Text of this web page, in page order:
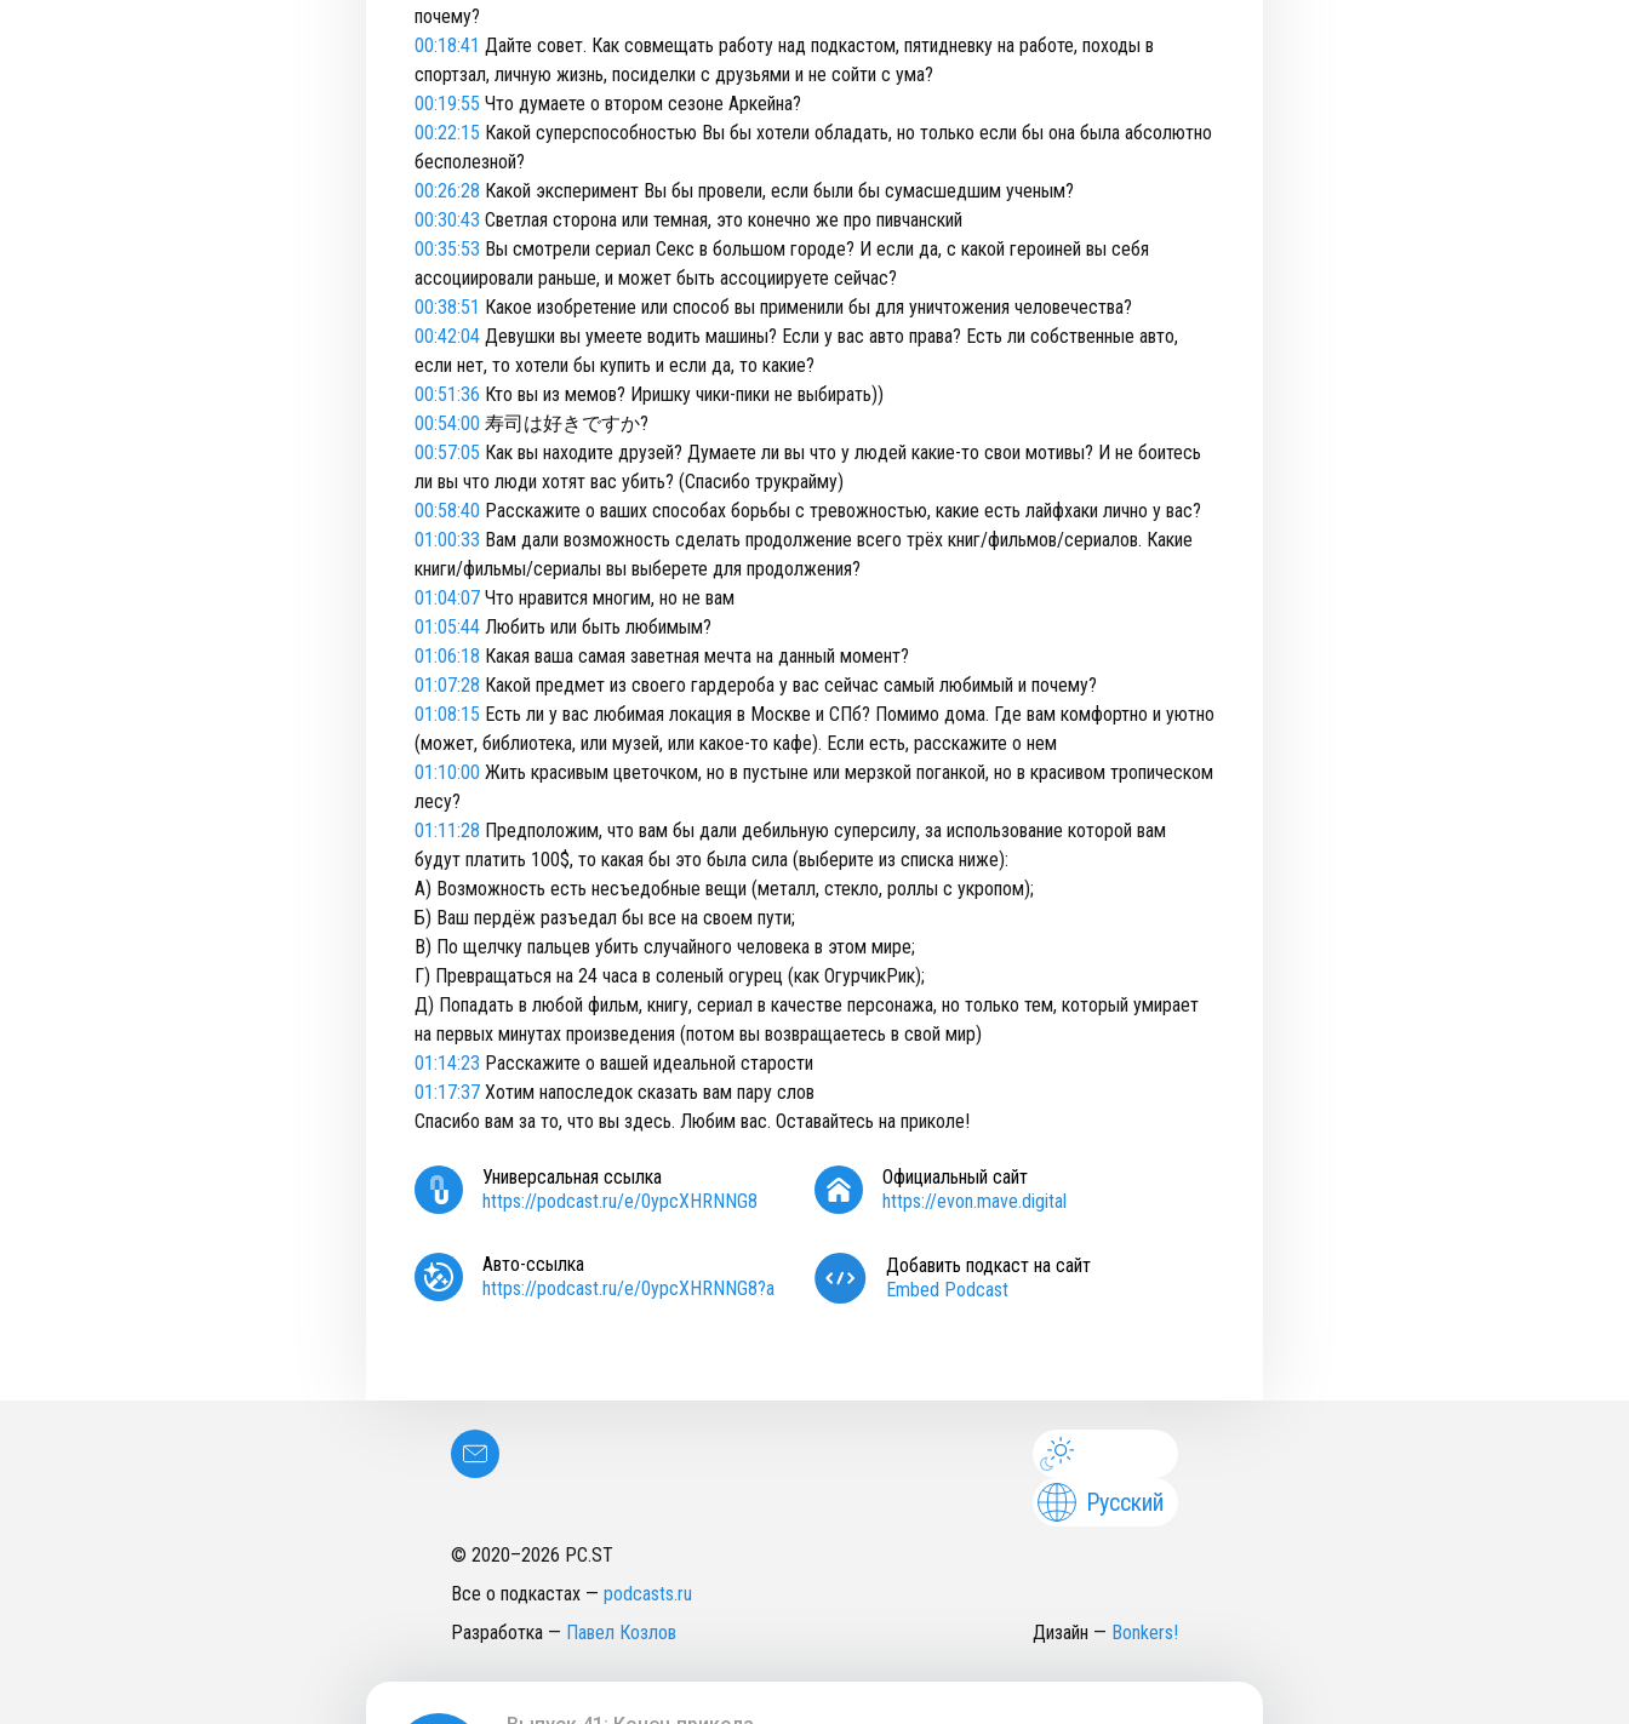
почему?
00:18:41 Дайте совет. Как совмещать работу над подкастом, пятидневку на работе, походы в
спортзал, личную жизнь, посиделки с друзьями и не сойти с ума?
00:19:55 Что думаете о втором сезоне Аркейна?
00:22:15 Какой суперспособностью Вы бы хотели обладать, но только если бы она была абсолютно
бесполезной?
00:26:28 Какой эксперимент Вы бы провели, если были бы сумасшедшим ученым?
00:30:43 Светлая сторона или темная, это конечно же про пивчанский
00:35:53 Вы смотрели сериал Секс в большом городе? И если да, с какой героиней вы себя
ассоциировали раньше, и может быть ассоциируете сейчас?
00:38:51 Какое изобретение или способ вы применили бы для уничтожения человечества?
00:42:04 Девушки вы умеете водить машины? Если у вас авто права? Есть ли собственные авто,
если нет, то хотели бы купить и если да, то какие?
00:51:36 Кто вы из мемов? Иришку чики-пики не выбирать))
00:54:00 寿司は好きですか?
00:57:05 Как вы находите друзей? Думаете ли вы что у людей какие-то свои мотивы? И не боитесь
ли вы что люди хотят вас убить? (Спасибо трукрайму)
00:58:40 Расскажите о ваших способах борьбы с тревожностью, какие есть лайфхаки лично у вас?
01:00:33 Вам дали возможность сделать продолжение всего трёх книг/фильмов/сериалов. Какие
книги/фильмы/сериалы вы выберете для продолжения?
01:04:07 Что нравится многим, но не вам
01:05:44 Любить или быть любимым?
01:06:18 Какая ваша самая заветная мечта на данный момент?
01:07:28 Какой предмет из своего гардероба у вас сейчас самый любимый и почему?
01:08:15 Есть ли у вас любимая локация в Москве и СПб? Помимо дома. Где вам комфортно и уютно
(может, библиотека, или музей, или какое-то кафе). Если есть, расскажите о нем
01:10:00 Жить красивым цветочком, но в пустыне или мерзкой поганкой, но в красивом тропическом
лесу?
01:11:28 Предположим, что вам бы дали дебильную суперсилу, за использование которой вам
будут платить 100$, то какая бы это была сила (выберите из списка ниже):
А) Возможность есть несъедобные вещи (металл, стекло, роллы с укропом);
Б) Ваш пердёж разъедал бы все на своем пути;
В) По щелчку пальцев убить случайного человека в этом мире;
Г) Превращаться на 24 часа в соленый огурец (как ОгурчикРик);
Д) Попадать в любой фильм, книгу, сериал в качестве персонажа, но только тем, который умирает
на первых минутах произведения (потом вы возвращаетесь в свой мир)
01:14:23 Расскажите о вашей идеальной старости
01:17:37 Хотим напоследок сказать вам пару слов
Спасибо вам за то, что вы здесь. Любим вас. Оставайтесь на приколе!
Универсальная ссылка
https://podcast.ru/e/0ypcXHRNNG8
Официальный сайт
https://evon.mave.digital
Авто-ссылка
https://podcast.ru/e/0ypcXHRNNG8?a
Добавить подкаст на сайт
Embed Podcast
Русский
© 2020–2026 PC.ST
Все о подкастах — podcasts.ru
Разработка — Павел Козлов Дизайн — Bonkers!